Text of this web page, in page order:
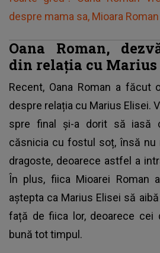
despre mama sa, Mioara Roman
Oana Roman,
din relația cu
Recent, Oana Roman a făcut
despre relația cu Marius Elisei.
spre final și-a dorit să iasă
căsnicia cu fostul soț, însă nu
dragoste, deoarece astfel a
În plus, fiica Mioarei Roman
aștepta ca Marius Elisei să
față de fiica lor, deoarece cei
bună tot timpul.